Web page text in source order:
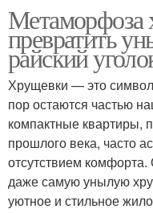
Метаморфоза
превратить
райский
Хрущевки — это символ
пор остаются частью
компактные квартиры,
прошлого века, часто
отсутствием
даже самую унылую
уютное и стильное